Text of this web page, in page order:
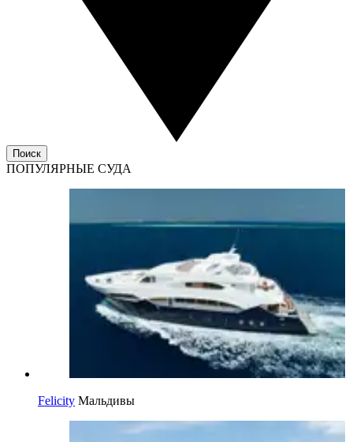
Поиск
ПОПУЛЯРНЫЕ СУДА
Felicity Мальдивы